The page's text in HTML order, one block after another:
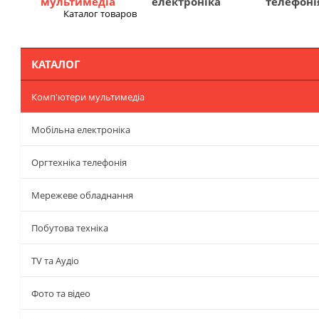
Каталог товаров
КАТАЛОГ
Комп'ютери мультимедіа
Мобільна електроніка
Оргтехніка телефонія
Мережеве обладнання
Побутова техніка
TV та Аудіо
Фото та відео